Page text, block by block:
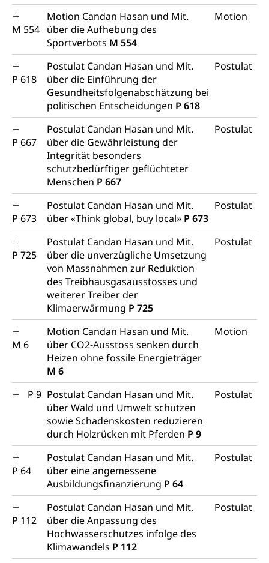
M 554
Motion Candan Hasan und Mit.
über die Aufhebung des
Sportverbots M 554
Motion
P 618
Postulat Candan Hasan und Mit.
über die Einführung der
Gesundheitsfolgenabschätzung bei
politischen Entscheidungen P 618
Postulat
P 667
Postulat Candan Hasan und Mit.
über die Gewährleistung der
Integrität besonders
schutzbedürftiger geflüchteter
Menschen P 667
Postulat
P 673
Postulat Candan Hasan und Mit.
über «Think global, buy local» P 673
Postulat
P 725
Postulat Candan Hasan und Mit.
über die unverzügliche Umsetzung
von Massnahmen zur Reduktion
des Treibhausgasausstosses und
weiterer Treiber der
Klimaerwärmung P 725
Postulat
M 6
Motion Candan Hasan und Mit.
über CO2-Ausstoss senken durch
Heizen ohne fossile Energieträger
M 6
Motion
P 9 Postulat Candan Hasan und Mit.
über Wald und Umwelt schützen
sowie Schadenskosten reduzieren
durch Holzrücken mit Pferden P 9
Postulat
P 64
Postulat Candan Hasan und Mit.
über eine angemessene
Ausbildungsfinanzierung P 64
Postulat
P 112
Postulat Candan Hasan und Mit.
über die Anpassung des
Hochwasserschutzes infolge des
Klimawandels P 112
Postulat